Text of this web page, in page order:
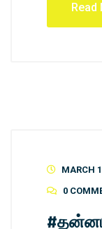
Read
MARCH
0